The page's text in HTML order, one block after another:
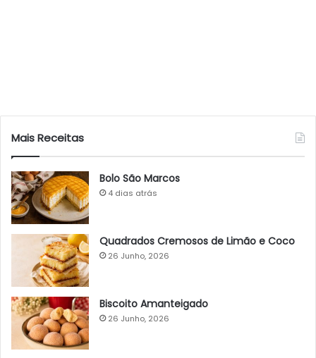
Mais Receitas
Bolo São Marcos
4 dias atrás
Quadrados Cremosos de Limão e Coco
26 Junho, 2026
Biscoito Amanteigado
26 Junho, 2026